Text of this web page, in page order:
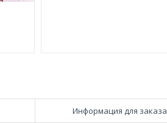
Информация для заказа